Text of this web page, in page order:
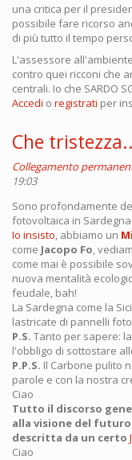
una critica per il
possibile fare ricorso
di più tutto il tempo
L'assessore
contro quei ricconi che
centrali. Io che SARDO
Accedi o registrati per
Che
Collegamento
19:03
Sono profondamente
fotovoltaica in
Io insisto , abbiamo un
come Jacopo Fo ,
come mai è possibile
nuova mentalità
feudale, bah!
La Sardegna come la
lastricate di pannelli
P.S. Tanto per sapere:
l'obbligo di sottostare
P.P.S. Il Carbone pulito
parole e con la nostra
Ciao
Tutto il discorso
alla visione del futuro
descritta da un certo
Ciao